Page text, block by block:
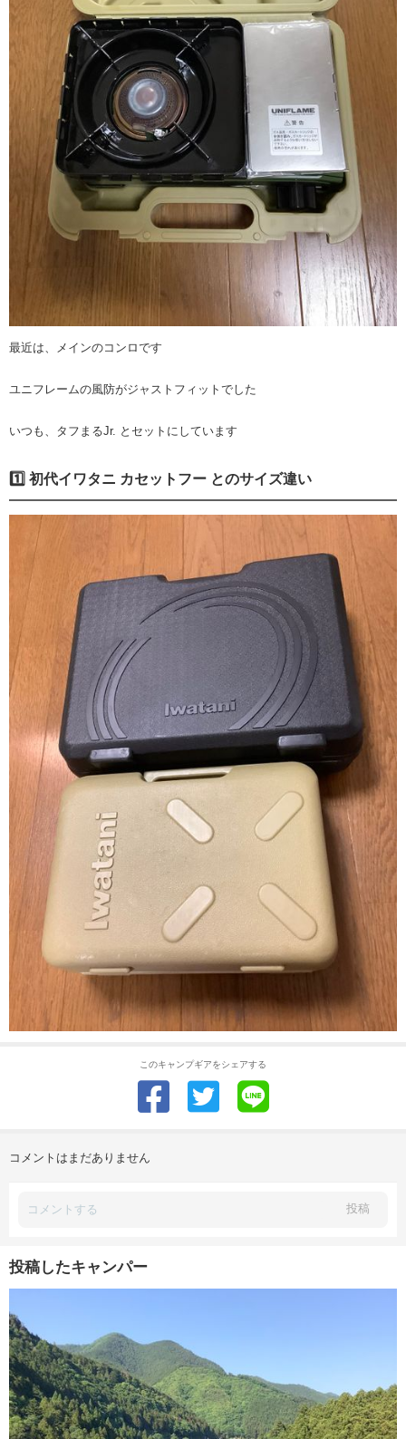
最近は、メインのコンロです
ユニフレームの風防がジャストフィットでした
いつも、タフまるJr. とセットにしています
1️⃣ 初代イワタニ カセットフー とのサイズ違い
このキャンプギアをシェアする
コメントはまだありません
投稿
投稿したキャンパー